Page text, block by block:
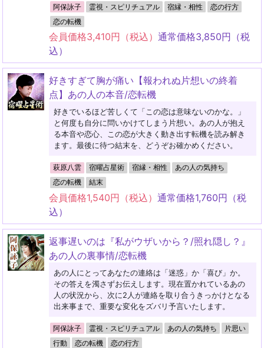
阿保詠子 霊視・スピリチュアル 宿縁・相性
恋の行方
恋の転機
会員価格3,410円（税込）通常価格3,850円（税
込）
好きすぎて胸が痛い【報われぬ片想いの終着
点】あの人の本音/恋転機
好きでいるほど苦しくて「この恋は意味ないのかな。」
と何度も自分に問いかけてしまう片想い。あの人が抱え
る本音や恋心、この恋が大きく動き出す転機を読み解き
ます。最後に待つ結末を、どうぞお確かめください。
萩原八雲 宿曜占星術 宿縁・相性
あの人の気持ち
恋の転機
結末
会員価格1,540円（税込）通常価格1,760円（税
込）
返事遅いのは『私がウザいから？/照れ隠し？』
あの人の裏事情/恋転機
あの人にとってあなたの連絡は「迷惑」か「喜び」か。
その答えを濁さずお伝えします。現在置かれているあの
人の状況から、次に2人が連絡を取り合うきっかけとなる
出来事まで、重要な変化をズバリ予言いたします。
阿保詠子 霊視・スピリチュアル あの人の気持ち
片思い
行動
恋の転機 恋の行方